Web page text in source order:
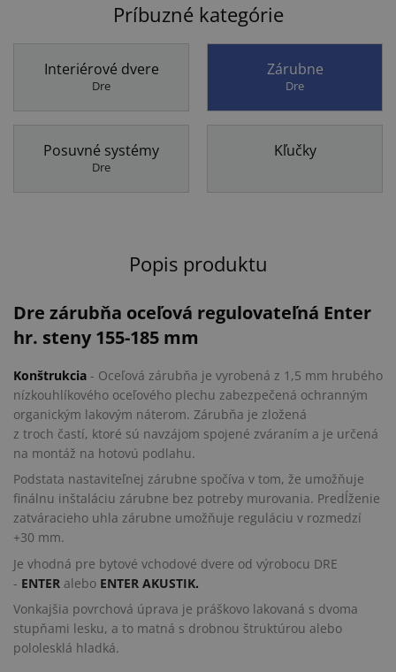
Príbuzné kategórie
Interiérové dvere
Dre
Zárubne
Dre
Posuvné systémy
Dre
Kľučky
Popis produktu
Dre zárubňa oceľová regulovateľná Enter
hr. steny 155-185 mm
Konštrukcia - Oceľová zárubňa je vyrobená z 1,5 mm hrubého
nízkouhlíkového oceľového plechu zabezpečená ochranným
organickým lakovým náterom. Zárubňa je zložená
z troch častí, ktoré sú navzájom spojené zváraním a je určená
na montáž na hotovú podlahu.
Podstata nastaviteľnej zárubne spočíva v tom, že umožňuje
finálnu inštaláciu zárubne bez potreby murovania. Predĺženie
zatváracieho uhla zárubne umožňuje reguláciu v rozmedzí
+30 mm.
Je vhodná pre bytové vchodové dvere od výrobocu DRE
- ENTER alebo ENTER AKUSTIK.
Vonkajšia povrchová úprava je práškovo lakovaná s dvoma
stupňami lesku, a to matná s drobnou štruktúrou alebo
pololesklá hladká.